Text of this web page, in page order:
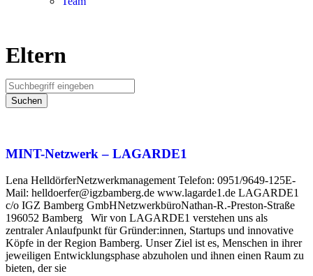
Eltern
Suchen
MINT-Netzwerk – LAGARDE1
Lena HelldörferNetzwerkmanagement Telefon: 0951/9649-125E-
Mail: helldoerfer@igzbamberg.de www.lagarde1.de LAGARDE1
c/o IGZ Bamberg GmbHNetzwerkbüroNathan-R.-Preston-Straße
196052 Bamberg Wir von LAGARDE1 verstehen uns als
zentraler Anlaufpunkt für Gründer:innen, Startups und innovative
Köpfe in der Region Bamberg. Unser Ziel ist es, Menschen in ihrer
jeweiligen Entwicklungsphase abzuholen und ihnen einen Raum zu
bieten, der sie